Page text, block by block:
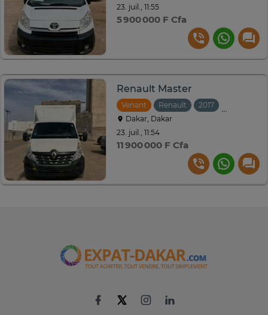
23. juil., 11:55
5 900 000 F Cfa
Renault Master
Venant Renault 2017
Dakar, Dakar
23. juil., 11:54
11 900 000 F Cfa